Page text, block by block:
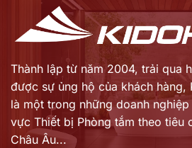
Thành lập từ năm 2004, trải qua
được sự ủng hộ của khách hàng,
là một trong những doanh
vực Thiết bị Phòng tắm theo tiêu
Châu Âu...